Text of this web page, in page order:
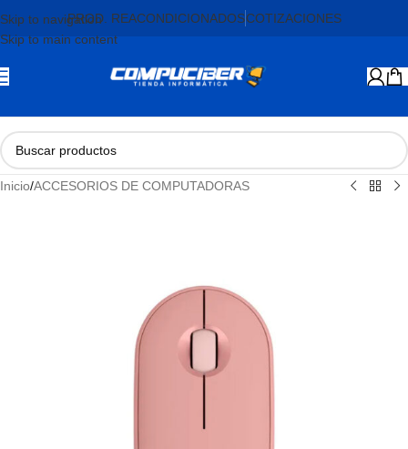
Skip to navigation
Skip to main content
PROD. REACONDICIONADOSCOTIZACIONES
Inicio/ACCESORIOS DE COMPUTADORAS